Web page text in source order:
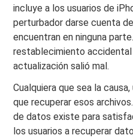
incluye a los usuarios de
perturbador darse cuenta
encuentran en ninguna
restablecimiento
actualización salió mal.
Cualquiera que sea la
que recuperar esos
de datos existe para
los usuarios a recuperar